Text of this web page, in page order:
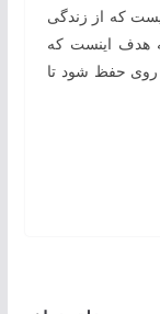
که از زندگی
هدف اینست که
‏روی حفظ شود تا